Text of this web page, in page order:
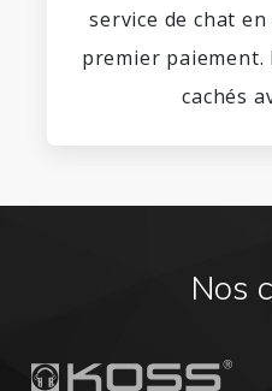
service de chat
premier paiement.
cachés
Nos